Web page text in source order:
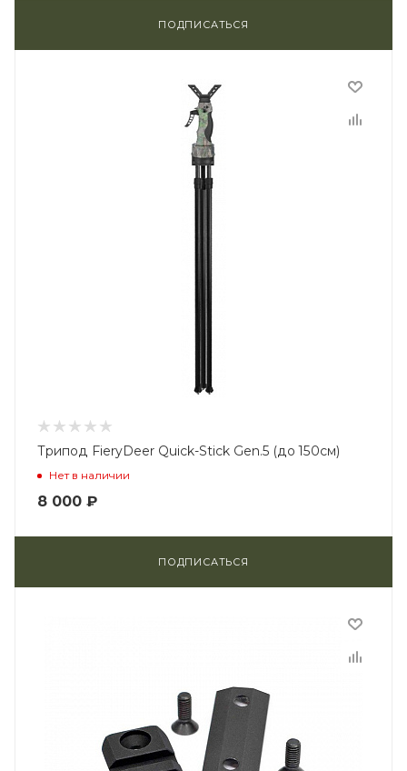
ПОДПИСАТЬСЯ
Трипод FieryDeer Quick-Stick Gen.5 (до 150см)
Нет в наличии
8 000 ₽
ПОДПИСАТЬСЯ